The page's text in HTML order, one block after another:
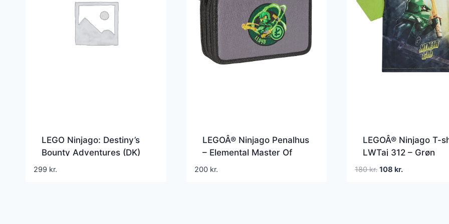
LEGO Ninjago: Destiny’s
Bounty Adventures (DK)
299 kr.
LEGOÂ® Ninjago Penalhus
– Elemental Master Of
Energy – Grå
200 kr.
LEGOÂ® Ninjago T-
LWTaj 312 – Grøn
180kr. Den
108 kr.Den